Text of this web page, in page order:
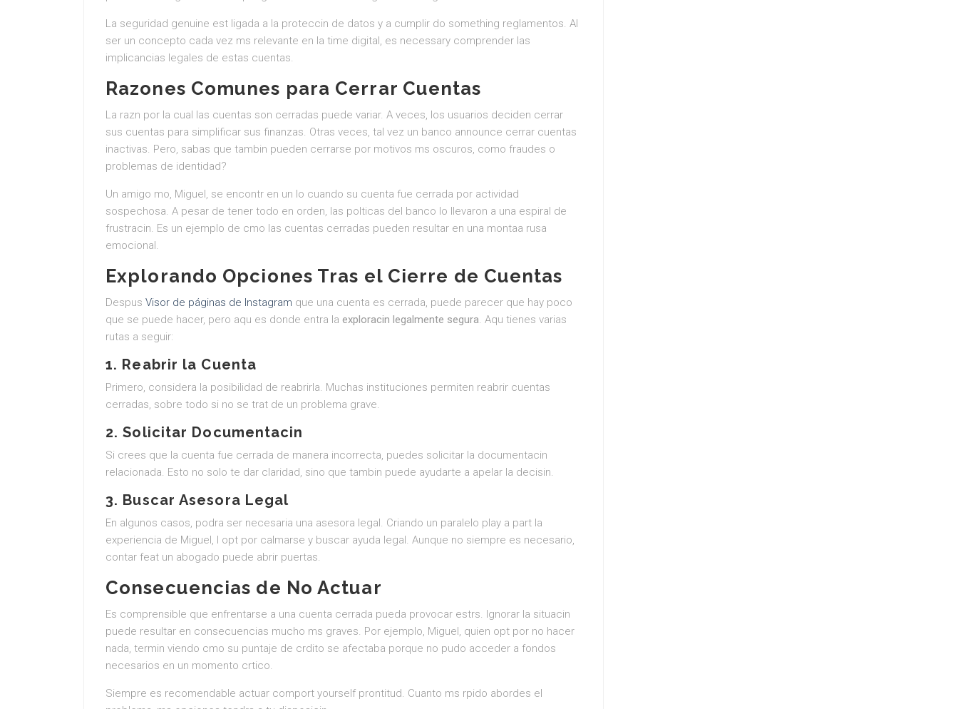
La seguridad genuine est ligada a la proteccin de datos y a cumplir do something reglamentos. Al
ser un concepto cada vez ms relevante en la time digital, es necessary comprender las
implicancias legales de estas cuentas.
Razones Comunes para Cerrar Cuentas
La razn por la cual las cuentas son cerradas puede variar. A veces, los usuarios deciden cerrar
sus cuentas para simplificar sus finanzas. Otras veces, tal vez un banco announce cerrar cuentas
inactivas. Pero, sabas que tambin pueden cerrarse por motivos ms oscuros, como fraudes o
problemas de identidad?
Un amigo mo, Miguel, se encontr en un lo cuando su cuenta fue cerrada por actividad
sospechosa. A pesar de tener todo en orden, las polticas del banco lo llevaron a una espiral de
frustracin. Es un ejemplo de cmo las cuentas cerradas pueden resultar en una montaa rusa
emocional.
Explorando Opciones Tras el Cierre de Cuentas
Despus Visor de páginas de Instagram que una cuenta es cerrada, puede parecer que hay poco
que se puede hacer, pero aqu es donde entra la exploracin legalmente segura. Aqu tienes varias
rutas a seguir:
1. Reabrir la Cuenta
Primero, considera la posibilidad de reabrirla. Muchas instituciones permiten reabrir cuentas
cerradas, sobre todo si no se trat de un problema grave.
2. Solicitar Documentacin
Si crees que la cuenta fue cerrada de manera incorrecta, puedes solicitar la documentacin
relacionada. Esto no solo te dar claridad, sino que tambin puede ayudarte a apelar la decisin.
3. Buscar Asesora Legal
En algunos casos, podra ser necesaria una asesora legal. Criando un paralelo play a part la
experiencia de Miguel, l opt por calmarse y buscar ayuda legal. Aunque no siempre es necesario,
contar feat un abogado puede abrir puertas.
Consecuencias de No Actuar
Es comprensible que enfrentarse a una cuenta cerrada pueda provocar estrs. Ignorar la situacin
puede resultar en consecuencias mucho ms graves. Por ejemplo, Miguel, quien opt por no hacer
nada, termin viendo cmo su puntaje de crdito se afectaba porque no pudo acceder a fondos
necesarios en un momento crtico.
Siempre es recomendable actuar comport yourself prontitud. Cuanto ms rpido abordes el